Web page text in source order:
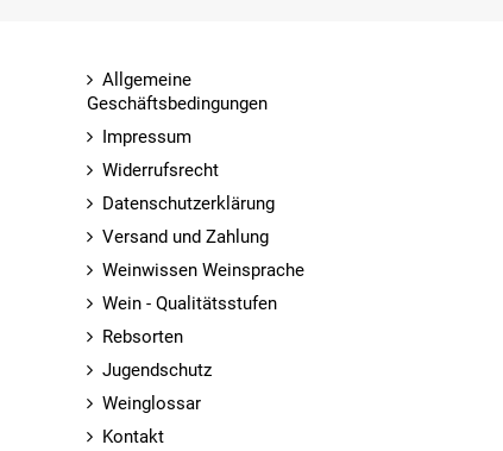
Allgemeine
Geschäftsbedingungen
Impressum
Widerrufsrecht
Datenschutzerklärung
Versand und Zahlung
Weinwissen Weinsprache
Wein - Qualitätsstufen
Rebsorten
Jugendschutz
Weinglossar
Kontakt